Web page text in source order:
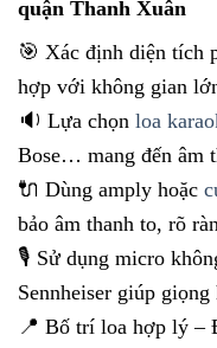
quận Thanh Xuân
🎯 Xác định diện tích
hợp với không gian
🔉 Lựa chọn loa
Bose… mang đến âm
🔌 Dùng amply hoặc
bảo âm thanh to, rõ
🎙 Sử dụng micro
Sennheiser giúp
📍 Bố trí loa hợp lý –